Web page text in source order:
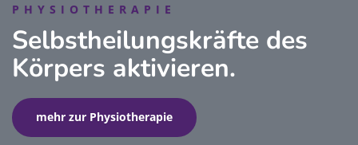
PHYSIOTHERAPIE
Selbstheilungskräfte des
Körpers aktivieren.
mehr zur Physiotherapie